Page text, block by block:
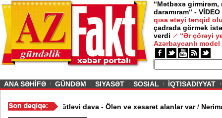
“Mətbəxə girmirəm,
daramıram“ - VİDEO
qısa ətəyi tənqid
çadrada görmək
verdi
“Ər çörəyi
Azərbaycanlı model
ANA SƏHİFƏ GÜNDƏM SIYASƏT SOSIAL İQTISADIYYAT
Restoranın qarşısında kütləvi dava - Ölən və xəsarət alanlar var